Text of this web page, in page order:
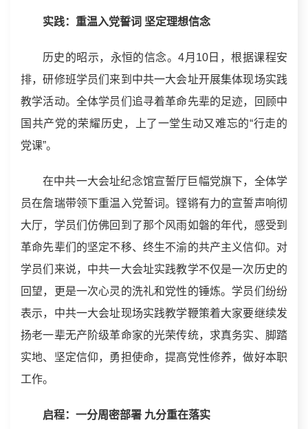
实践：重温入党誓词 坚定理想信念
历史的昭示，永恒的信念。4月10日，根据课程安
排，研修班学员们来到中共一大会址开展集体现场实践
教学活动。全体学员们追寻着革命先辈的足迹，回顾中
国共产党的荣耀历史，上了一堂生动又难忘的“行走的
党课”。
在中共一大会址纪念馆宣誓厅巨幅党旗下，全体学
员在詹瑞带领下重温入党誓词。铿锵有力的宣誓声响彻
大厅，学员们仿佛回到了那个风雨如磐的年代，感受到
革命先辈们的坚定不移、终生不渝的共产主义信仰。对
学员们来说，中共一大会址实践教学不仅是一次历史的
回望，更是一次心灵的洗礼和党性的锤炼。学员们纷纷
表示，中共一大会址现场实践教学鞭策着大家要继续发
扬老一辈无产阶级革命家的光荣传统，求真务实、脚踏
实地、坚定信仰，勇担使命，提高党性修养，做好本职
工作。
启程：一分周密部署 九分重在落实